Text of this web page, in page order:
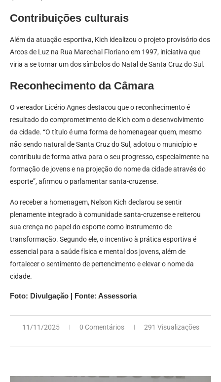
Contribuições culturais
Além da atuação esportiva, Kich idealizou o projeto provisório dos
Arcos de Luz na Rua Marechal Floriano em 1997, iniciativa que
viria a se tornar um dos símbolos do Natal de Santa Cruz do Sul.
Reconhecimento da Câmara
O vereador Licério Agnes destacou que o reconhecimento é
resultado do comprometimento de Kich com o desenvolvimento
da cidade. “O título é uma forma de homenagear quem, mesmo
não sendo natural de Santa Cruz do Sul, adotou o município e
contribuiu de forma ativa para o seu progresso, especialmente na
formação de jovens e na projeção do nome da cidade através do
esporte”, afirmou o parlamentar santa-cruzense.
Ao receber a homenagem, Nelson Kich declarou se sentir
plenamente integrado à comunidade santa-cruzense e reiterou
sua crença no papel do esporte como instrumento de
transformação. Segundo ele, o incentivo à prática esportiva é
essencial para a saúde física e mental dos jovens, além de
fortalecer o sentimento de pertencimento e elevar o nome da
cidade.
Foto: Divulgação | Fonte: Assessoria
11/11/2025 0 Comentários 291 Visualizações